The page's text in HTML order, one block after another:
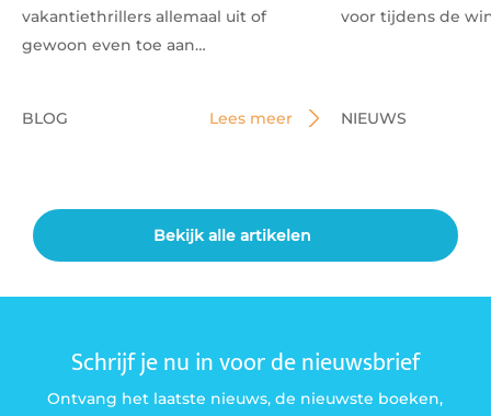
vakantiethrillers allemaal uit of
gewoon even toe aan…
Lees meer
BLOG
voor tijdens de
NIEUWS
Bekijk alle artikelen
Schrijf je nu in voor de nieuwsbrief
Ontvang het laatste nieuws, de nieuwste boeken,